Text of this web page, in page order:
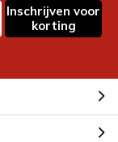
Inschrijven voor
korting